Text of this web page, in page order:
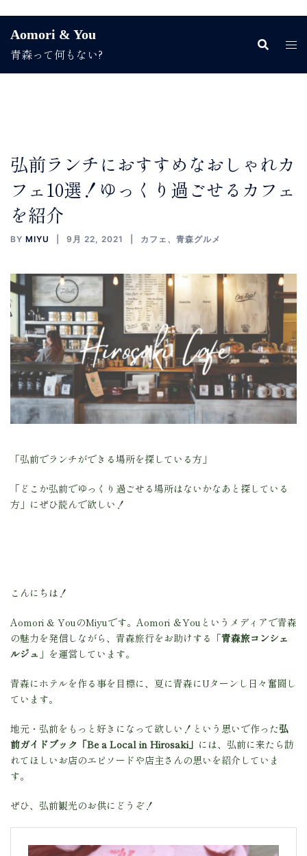
Aomori & You
青森って何もない?
弘前ランチにおすすめなおしゃれカ
フェ10選！ゆっくり過ごせるカフェ
を紹介
BY MIYU 9月 22, 2021 カフェ 、 青森グルメ
「弘前でランチができる場所を探している方」
「どこか弘前でゆっくり過ごせる場所はないかなあと探している
方」にぜひ読んで欲しい！
こんにちは！
Aomori & YouのMiyuです。Aomori ＆Youというメディアで青森
の魅力を発信しながら、青森旅行をお助けする「青森旅コンシェ
ルジュ 」を運営しています。
青森にホテルを作る事を目標に、夏に青森にUターンし日々奮闘し
ています。
地元・弘前をもっと好きになって欲しい！という思いで作った弘
前ガイドブック「Be a Local in Hirosaki」 には、弘前に来たら訪
れてほしいお店のエピソードや店主さんの思いを紹介していま
す。
ぜひ、弘前観光のお供にどうぞ！